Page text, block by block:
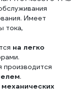
Имеет
тока,
на легко
.